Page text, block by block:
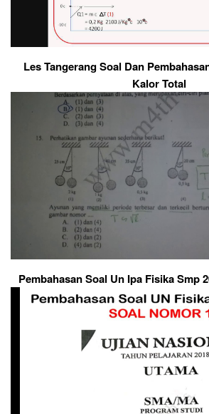
Les Tangerang Soal Dan
Kalor Total
Pembahasan Soal Un Ipa Fisika Smp